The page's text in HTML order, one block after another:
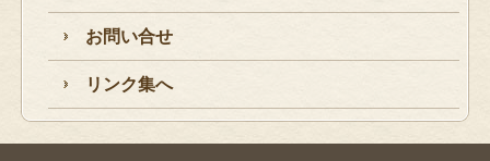
お問い合せ
リンク集へ